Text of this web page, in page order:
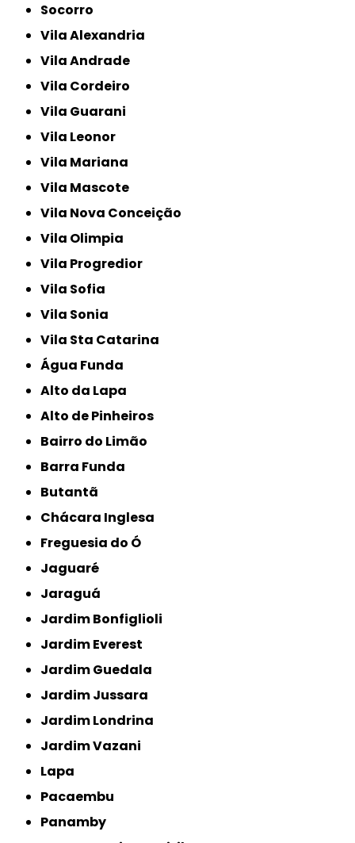
Socorro
Vila Alexandria
Vila Andrade
Vila Cordeiro
Vila Guarani
Vila Leonor
Vila Mariana
Vila Mascote
Vila Nova Conceição
Vila Olimpia
Vila Progredior
Vila Sofia
Vila Sonia
Vila Sta Catarina
Água Funda
Alto da Lapa
Alto de Pinheiros
Bairro do Limão
Barra Funda
Butantã
Chácara Inglesa
Freguesia do Ó
Jaguaré
Jaraguá
Jardim Bonfiglioli
Jardim Everest
Jardim Guedala
Jardim Jussara
Jardim Londrina
Jardim Vazani
Lapa
Pacaembu
Panamby